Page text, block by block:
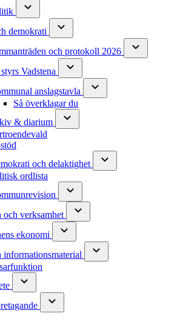
demokrati
och protokoll 2026
styrs Vadstena
anslagstavla
Så överklagar du
& diarium
och delaktighet
ordlista
verksamhet
ekonomi
informationsmaterial